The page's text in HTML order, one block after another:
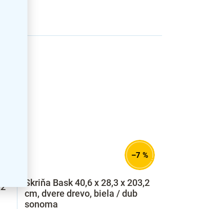
–7 %
Skriňa Bask 40,6 x 28,3 x 203,2
cm, dvere drevo, biela / dub
sonoma